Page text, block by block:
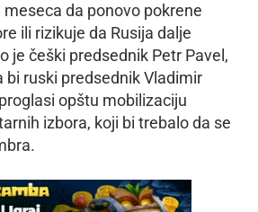
da ponovo pokrene
ili rizikuje da Rusija dalje
je češki predsednik Petr Pavel,
bi ruski predsednik Vladimir
opštu mobilizaciju
izbora, koji bi trebalo da se